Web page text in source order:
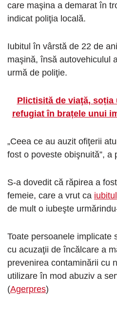
care maşina a demarat în
indicat poliţia locală.
Iubitul în vârstă de 22 de
maşină, însă autovehiculul
urmă de poliţie.
Plictisită de viaţă, soția
refugiat în brațele unui
„Ceea ce au auzit ofiţerii
fost o poveste obişnuită”, a
S-a dovedit că răpirea a
femeie, care a vrut ca iubitul
de mult o iubeşte
Toate persoanele implicate
cu acuzaţii de încălcare a
prevenirea contaminării cu
utilizare în mod abuziv a
(Agerpres)